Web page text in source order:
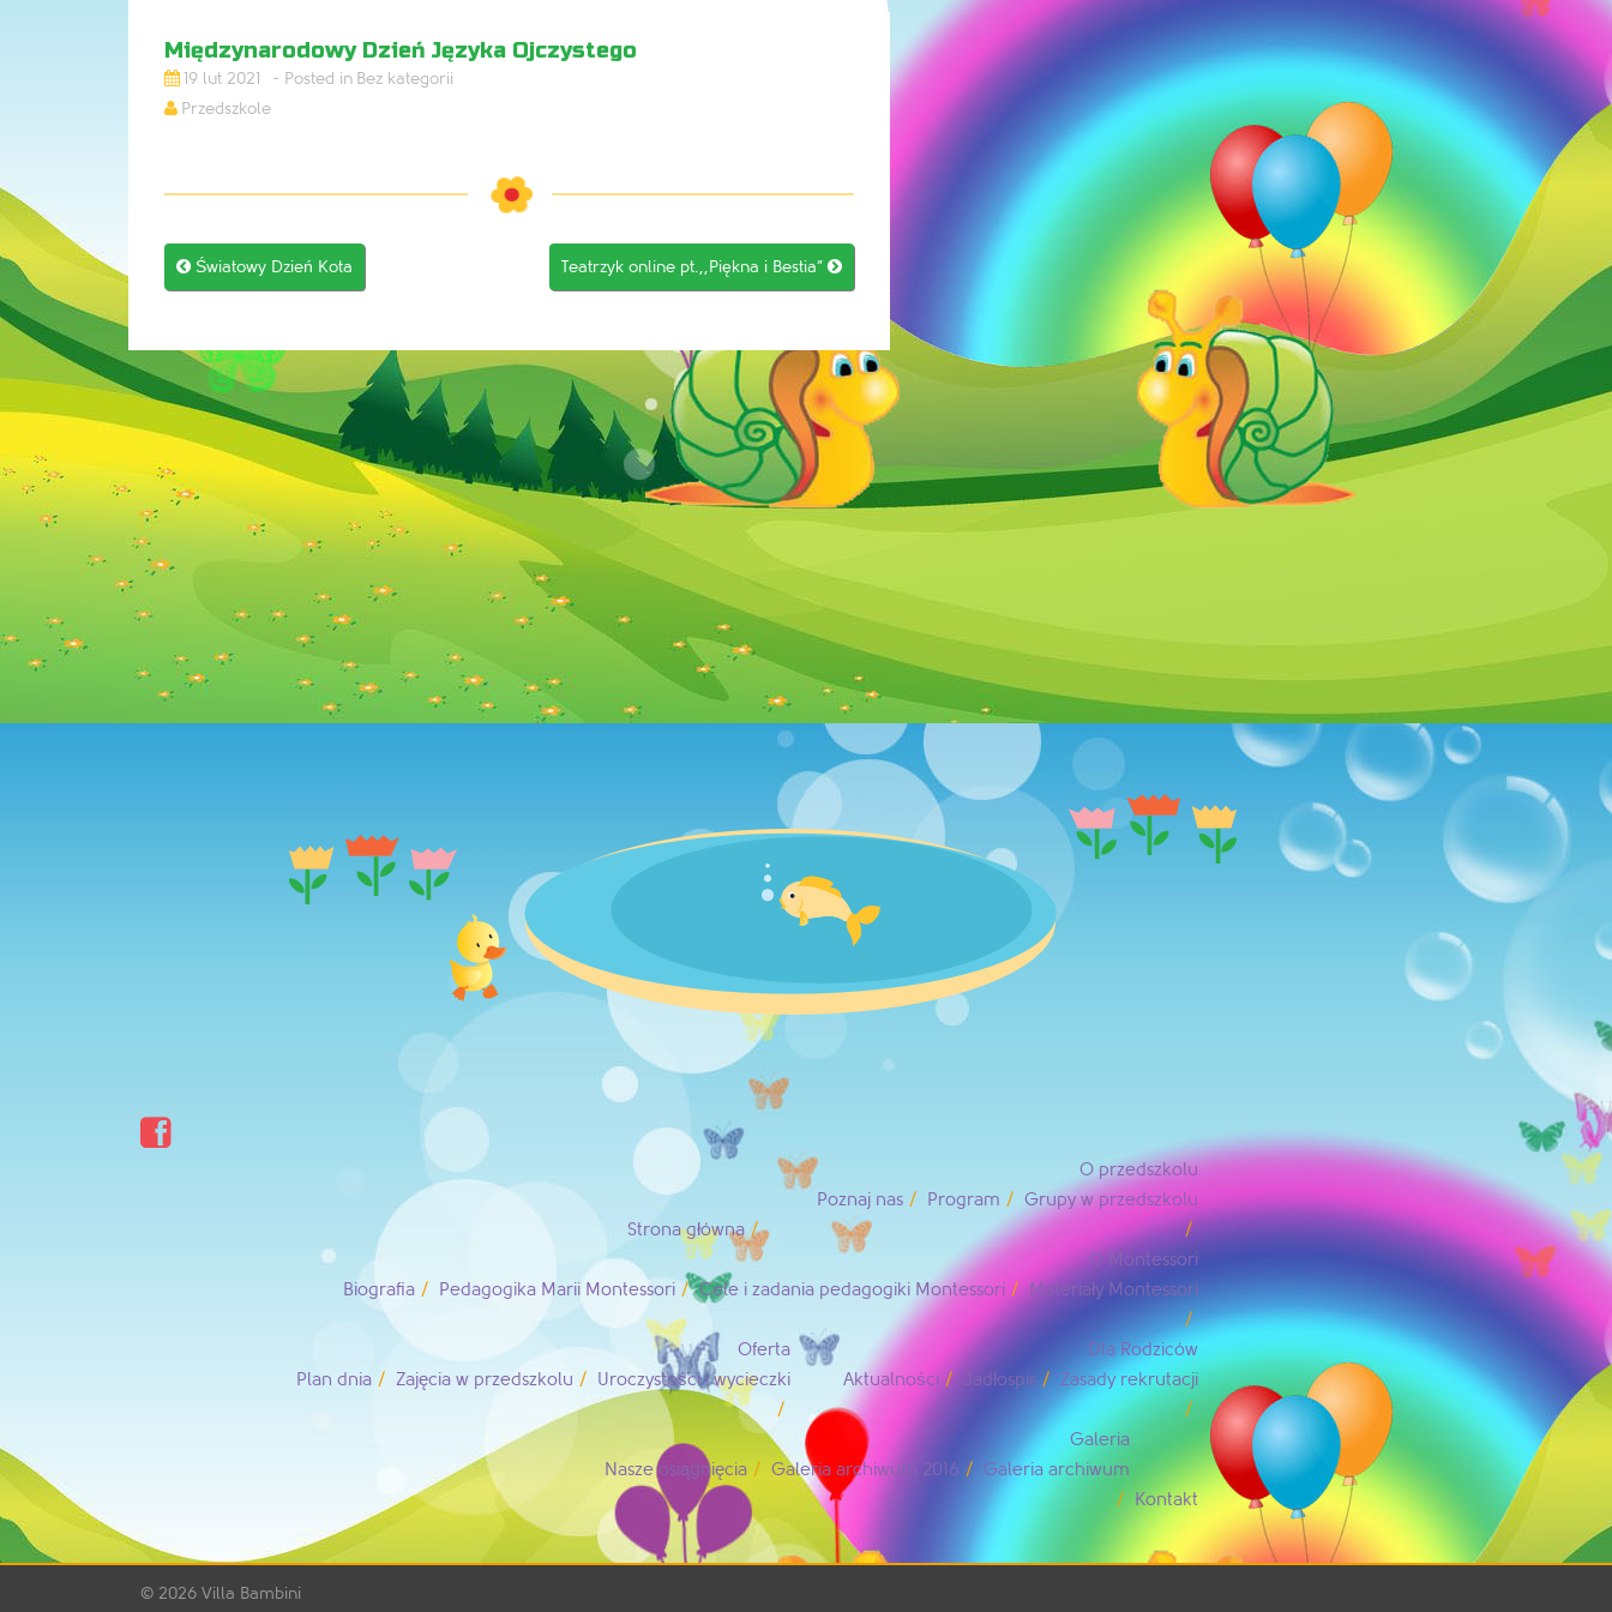
Międzynarodowy Dzień Języka Ojczystego
19 lut 2021
Bez kategorii
Przedszkole
Post
 Światowy Dzień Kota Teatrzyk online pt.,,Piękna i Bestia” 

Strona główna
O przedszkolu
Poznaj nas
Program Grupy w przedszkolu
O Montessori
Biografia
Pedagogika Marii Montessori Cele i zadania pedagogiki Montessori Materiały Montessori
Oferta
Plan dnia
Zajęcia w przedszkolu Uroczystości i wycieczki
Dla Rodziców
Aktualności
Jadłospis Zasady rekrutacji
Galeria
Nasze osiągnięcia
Galeria archiwum 2016
Galeria archiwum
Kontakt
© 2026 Villa Bambini